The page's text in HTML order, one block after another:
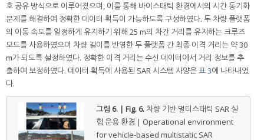
호 공유 방식으로 이루어졌으며, 이를 통해 바이스태틱 환경에서의 시간 동기화
문제를 해결하여 정확한 데이터 획득이 가능하도록 구성하였다. 두 차량 플랫폼
의 이동 속도를 일정하게 유지하기 위해 25 m의 차간 거리를 유지하는 크루즈
모드를 사용하였으며 차량 길이를 반영한 두 플랫폼 간 최종 이격 거리는 약 30
m가 되도록 설정하였다. 정확한 이격 거리는 수신 데이터에서 거리 정보를 추
출하여 보정하였다. 데이터 획득에 사용된 SAR 시스템 사양은표 3에 나타내었
다.
그림 6. | Fig. 6. 차량 기반 멀티스태틱 SAR 실
험 운용 환경 | Operational environment
for vehicle-based multistatic SAR